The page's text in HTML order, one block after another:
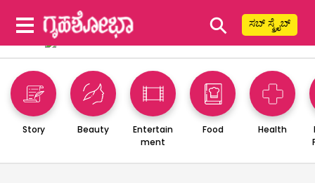
⚲ ಸಬ್ ಸ್ಕ್ರೈಬ್
Story Beauty
Entertain
ment
Food Health